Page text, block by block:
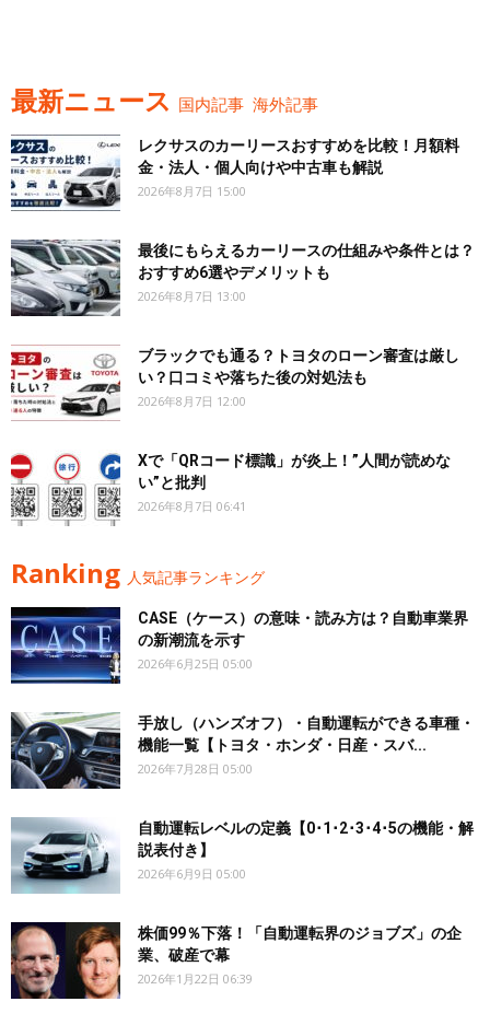
最新ニュース 国内記事 海外記事
レクサスのカーリースおすすめを比較！月額料
金・法人・個人向けや中古車も解説
2026年8月7日 15:00
最後にもらえるカーリースの仕組みや条件とは？
おすすめ6選やデメリットも
2026年8月7日 13:00
ブラックでも通る？トヨタのローン審査は厳し
い？口コミや落ちた後の対処法も
2026年8月7日 12:00
Xで「QRコード標識」が炎上！”人間が読めな
い”と批判
2026年8月7日 06:41
Ranking 人気記事ランキング
CASE（ケース）の意味・読み方は？自動車業界
の新潮流を示す
2026年6月25日 05:00
手放し（ハンズオフ）・自動運転ができる車種・
機能一覧【トヨタ・ホンダ・日産・スバ...
2026年7月28日 05:00
自動運転レベルの定義【0･1･2･3･4･5の機能・解
説表付き】
2026年6月9日 05:00
株価99％下落！「自動運転界のジョブズ」の企
業、破産で幕
2026年1月22日 06:39